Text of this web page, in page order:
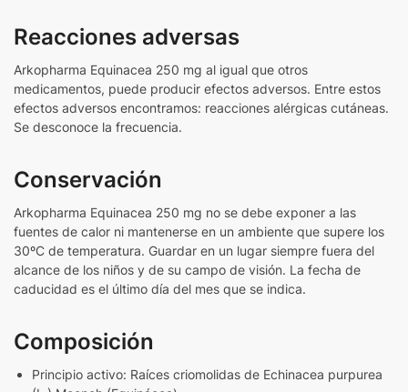
Reacciones adversas
Arkopharma Equinacea 250 mg al igual que otros
medicamentos, puede producir efectos adversos. Entre estos
efectos adversos encontramos: reacciones alérgicas cutáneas.
Se desconoce la frecuencia.
Conservación
Arkopharma Equinacea 250 mg no se debe exponer a las
fuentes de calor ni mantenerse en un ambiente que supere los
30ºC de temperatura. Guardar en un lugar siempre fuera del
alcance de los niños y de su campo de visión. La fecha de
caducidad es el último día del mes que se indica.
Composición
Principio activo: Raíces criomolidas de Echinacea purpurea